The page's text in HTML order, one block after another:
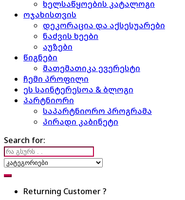
ხელსაწყოების კატალოგი
ოჯახისთვის
დეკორაცია და აქსესუარები
ნაძვის ხეები
აუზები
წიგნები
მათემათიკა ევერესტი
ჩემი პროფილი
ეს საინტერესოა & ბლოგი
პარტნიორი
საპარტნიორო პროგრამა
პირადი კაბინეტი
Search for:
Returning Customer ?